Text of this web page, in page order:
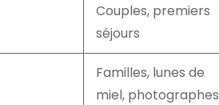
Couples, premiers
séjours
Familles, lunes de
miel, photographes